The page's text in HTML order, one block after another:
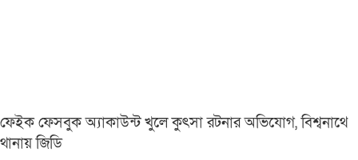
ফেইক ফেসবুক অ্যাকাউন্ট খুলে কুৎসা রটনার অভিযোগ, বিশ্বনাথে
থানায় জিডি